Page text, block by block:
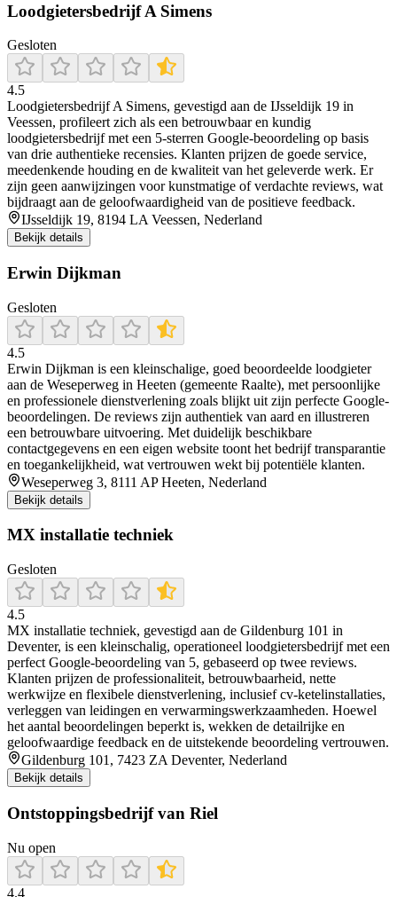
Loodgietersbedrijf A Simens
Gesloten
4.5
Loodgietersbedrijf A Simens, gevestigd aan de IJsseldijk 19 in
Veessen, profileert zich als een betrouwbaar en kundig
loodgietersbedrijf met een 5‑sterren Google‑beoordeling op basis
van drie authentieke recensies. Klanten prijzen de goede service,
meedenkende houding en de kwaliteit van het geleverde werk. Er
zijn geen aanwijzingen voor kunstmatige of verdachte reviews, wat
bijdraagt aan de geloofwaardigheid van de positieve feedback.
IJsseldijk 19, 8194 LA Veessen, Nederland
Bekijk details
Erwin Dijkman
Gesloten
4.5
Erwin Dijkman is een kleinschalige, goed beoordeelde loodgieter
aan de Weseperweg in Heeten (gemeente Raalte), met persoonlijke
en professionele dienstverlening zoals blijkt uit zijn perfecte Google-
beoordelingen. De reviews zijn authentiek van aard en illustreren
een betrouwbare uitvoering. Met duidelijk beschikbare
contactgegevens en een eigen website toont het bedrijf transparantie
en toegankelijkheid, wat vertrouwen wekt bij potentiële klanten.
Weseperweg 3, 8111 AP Heeten, Nederland
Bekijk details
MX installatie techniek
Gesloten
4.5
MX installatie techniek, gevestigd aan de Gildenburg 101 in
Deventer, is een kleinschalig, operationeel loodgietersbedrijf met een
perfect Google‑beoordeling van 5, gebaseerd op twee reviews.
Klanten prijzen de professionaliteit, betrouwbaarheid, nette
werkwijze en flexibele dienstverlening, inclusief cv‑ketelinstallaties,
verleggen van leidingen en verwarmingswerkzaamheden. Hoewel
het aantal beoordelingen beperkt is, wekken de detailrijke en
geloofwaardige feedback en de uitstekende beoordeling vertrouwen.
Gildenburg 101, 7423 ZA Deventer, Nederland
Bekijk details
Ontstoppingsbedrijf van Riel
Nu open
4.4